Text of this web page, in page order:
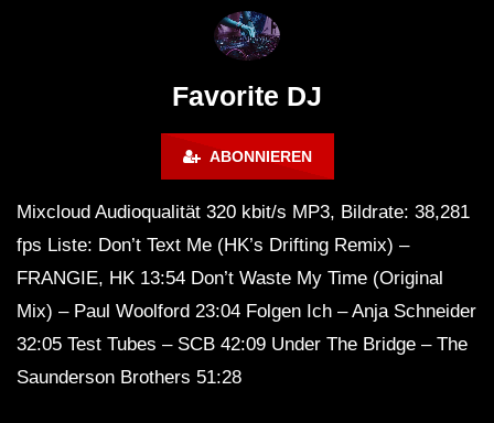
Favorite DJ
ABONNIEREN
Mixcloud Audioqualität 320 kbit/s MP3, Bildrate: 38,281
fps Liste: Don’t Text Me (HK’s Drifting Remix) –
FRANGIE, HK 13:54 Don’t Waste My Time (Original
Mix) – Paul Woolford 23:04 Folgen Ich – Anja Schneider
32:05 Test Tubes – SCB 42:09 Under The Bridge – The
Saunderson Brothers 51:28